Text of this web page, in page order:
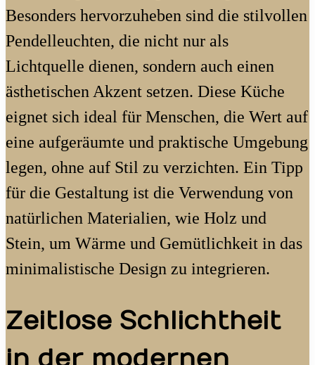
Besonders hervorzuheben sind die stilvollen
Pendelleuchten, die nicht nur als
Lichtquelle dienen, sondern auch einen
ästhetischen Akzent setzen. Diese Küche
eignet sich ideal für Menschen, die Wert auf
eine aufgeräumte und praktische Umgebung
legen, ohne auf Stil zu verzichten. Ein Tipp
für die Gestaltung ist die Verwendung von
natürlichen Materialien, wie Holz und
Stein, um Wärme und Gemütlichkeit in das
minimalistische Design zu integrieren.
Zeitlose Schlichtheit
in der modernen